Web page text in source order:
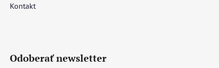
Kontakt
Odoberať newsletter